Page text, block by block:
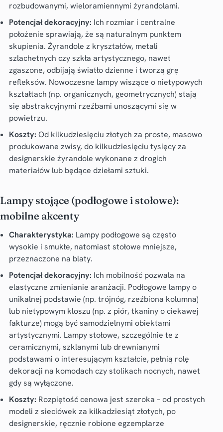
rozbudowanymi, wieloramiennymi żyrandolami.
Potencjał dekoracyjny: Ich rozmiar i centralne
położenie sprawiają, że są naturalnym punktem
skupienia. Żyrandole z kryształów, metali
szlachetnych czy szkła artystycznego, nawet
zgaszone, odbijają światło dzienne i tworzą grę
refleksów. Nowoczesne lampy wiszące o nietypowych
kształtach (np. organicznych, geometrycznych) stają
się abstrakcyjnymi rzeźbami unoszącymi się w
powietrzu.
Koszty: Od kilkudziesięciu złotych za proste, masowo
produkowane zwisy, do kilkudziesięciu tysięcy za
designerskie żyrandole wykonane z drogich
materiałów lub będące dziełami sztuki.
Lampy stojące (podłogowe i stołowe):
mobilne akcenty
Charakterystyka: Lampy podłogowe są często
wysokie i smukłe, natomiast stołowe mniejsze,
przeznaczone na blaty.
Potencjał dekoracyjny: Ich mobilność pozwala na
elastyczne zmienianie aranżacji. Podłogowe lampy o
unikalnej podstawie (np. trójnóg, rzeźbiona kolumna)
lub nietypowym kloszu (np. z piór, tkaniny o ciekawej
fakturze) mogą być samodzielnymi obiektami
artystycznymi. Lampy stołowe, szczególnie te z
ceramicznymi, szklanymi lub drewnianymi
podstawami o interesującym kształcie, pełnią rolę
dekoracji na komodach czy stolikach nocnych, nawet
gdy są wyłączone.
Koszty: Rozpiętość cenowa jest szeroka – od prostych
modeli z sieciówek za kilkadziesiąt złotych, po
designerskie, ręcznie robione egzemplarze